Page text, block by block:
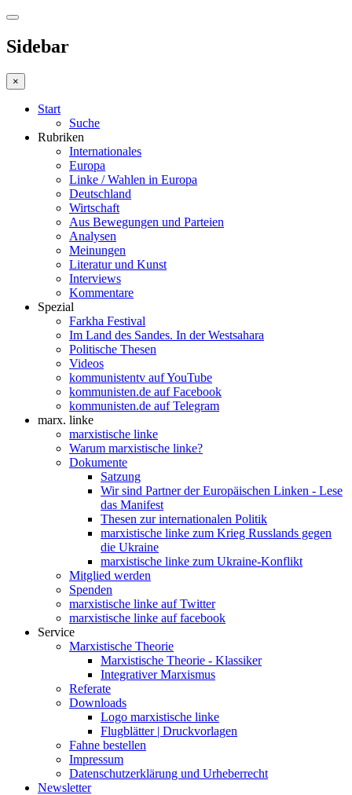
Sidebar
×
Start
Suche
Rubriken
Internationales
Europa
Linke / Wahlen in Europa
Deutschland
Wirtschaft
Aus Bewegungen und Parteien
Analysen
Meinungen
Literatur und Kunst
Interviews
Kommentare
Spezial
Farkha Festival
Im Land des Sandes. In der Westsahara
Politische Thesen
Videos
kommunistentv auf YouTube
kommunisten.de auf Facebook
kommunisten.de auf Telegram
marx. linke
marxistische linke
Warum marxistische linke?
Dokumente
Satzung
Wir sind Partner der Europäischen Linken - Lese
das Manifest
Thesen zur internationalen Politik
marxistische linke zum Krieg Russlands gegen
die Ukraine
marxistische linke zum Ukraine-Konflikt
Mitglied werden
Spenden
marxistische linke auf Twitter
marxistische linke auf facebook
Service
Marxistische Theorie
Marxistische Theorie - Klassiker
Integrativer Marxismus
Referate
Downloads
Logo marxistische linke
Flugblätter | Druckvorlagen
Fahne bestellen
Impressum
Datenschutzerklärung und Urheberrecht
Newsletter